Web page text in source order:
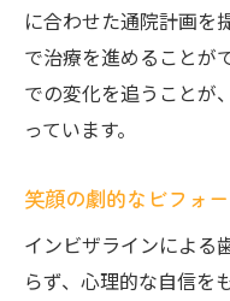
に合わせた通院計画を
で治療を進めることが
での変化を追うことが
っています。
笑顔の劇的なビフォ
インビザラインによる
らず、心理的な自信を